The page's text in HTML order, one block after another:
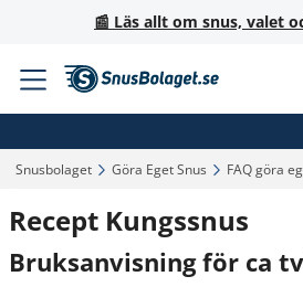
📰 Läs allt om snus, valet
Snusbolaget‎ Göra Eget Snus‎ FAQ göra
Recept Kungssnus
Bruksanvisning för ca